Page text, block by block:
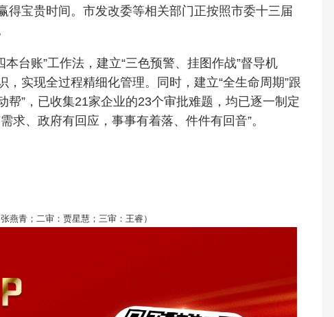
得宝贵时间。市发改委等相关部门正按照市委十三届
台账”工作法，建立“三色预警、挂图作战”督导机
实现全过程精细化管理。同时，建立“全生命周期”跟
帮”，已收集21家企业的23个审批难题，均已逐一制定
求、政府有回应，事事有着落、件件有回音”。
燕青；二审：贾星慧；三审：王睿）